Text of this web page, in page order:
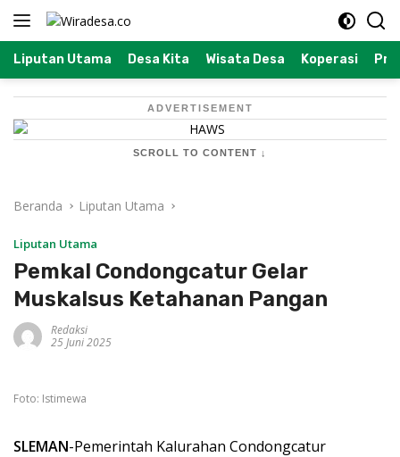
Langsung
Liputan Utama Desa Kita Wisata Desa Koperasi
ADVERTISEMENT
SCROLL TO CONTENT ↓
Beranda Liputan Utama
Liputan Utama
Pemkal Condongcatur Gelar
Muskalsus Ketahanan Pangan
Redaksi
25 Juni 2025
Foto: Istimewa
SLEMAN-Pemerintah Kalurahan Condongcatur